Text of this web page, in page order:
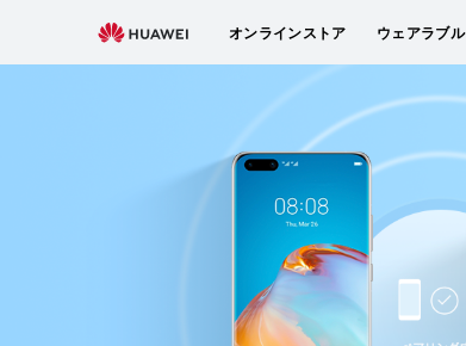
ポ
オンラインストア ウェアラブル